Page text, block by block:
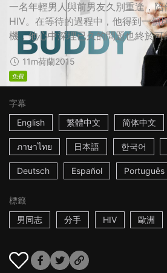
一名年輕男人與前男友久別重逢，
HIV。在等待的過程中，他得到一個
機，他心中深埋已久的問題也終於可
11m荷蘭2015
免費
字幕
English
繁體中文 简体中文
ภาษาไทย 日本語 한국어
Deutsch Español Português
標籤
男同志
分手 HIV 歐洲